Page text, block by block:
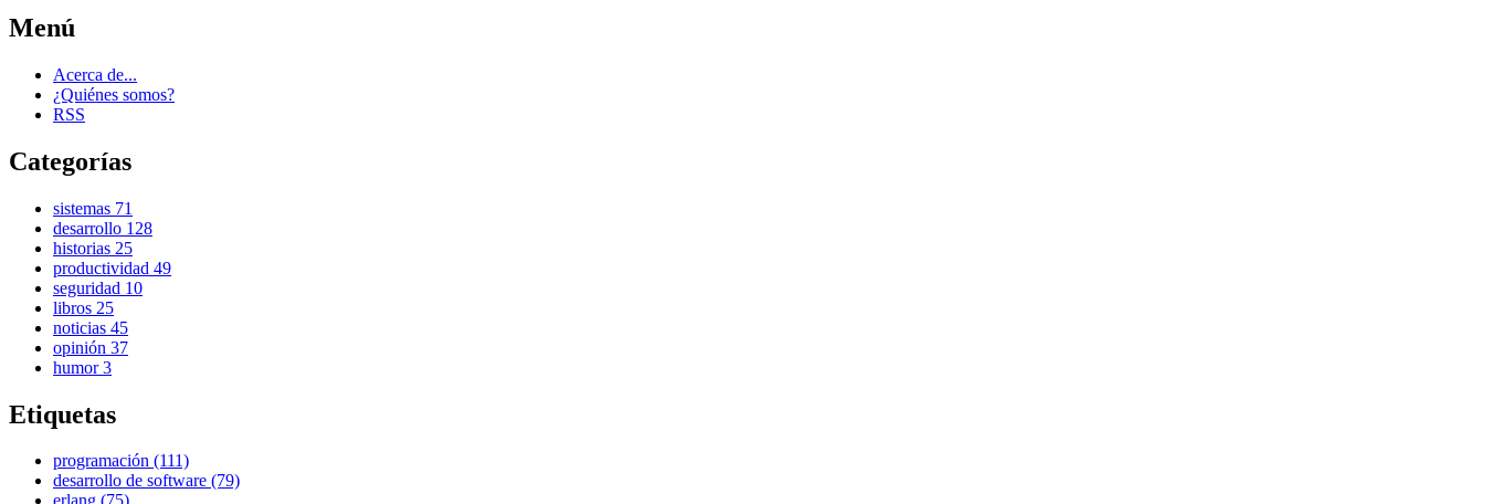
Menú
Acerca de...
¿Quiénes somos?
RSS
Categorías
sistemas 71
desarrollo 128
historias 25
productividad 49
seguridad 10
libros 25
noticias 45
opinión 37
humor3
Etiquetas
programación (111)
desarrollo de software (79)